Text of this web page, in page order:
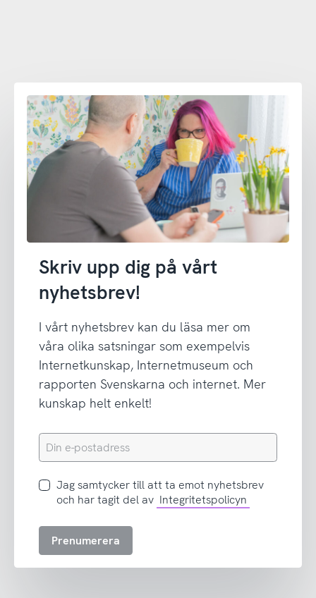
Skriv upp dig på vårt
nyhetsbrev!
I vårt nyhetsbrev kan du läsa mer om
våra olika satsningar som exempelvis
Internetkunskap, Internetmuseum och
rapporten Svenskarna och internet. Mer
kunskap helt enkelt!
Din
e-
Jag
samtycker
att
Jag samtycker till att ta emot nyhetsbrev
och har tagit del av Integritetspolicyn
Prenumerera